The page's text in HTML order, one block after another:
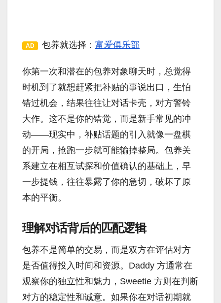
AD 包养就选择： 富爱俱乐部
你第一次和潜在的包养对象聊天时，总觉得
时机到了就想赶紧把补贴的事说出口，生怕
错过机会，结果往往让对话卡壳，对方警铃
大作。这不是你的错觉，而是新手常见的冲
动——现实中，补贴话题的引入就像一盘棋
的开局，抢跑一步就可能输掉整局。包养关
系建立在相互试探和价值确认的基础上，早
一步提钱，往往暴露了你的急切，破坏了原
本的平衡。
理解对话背后的匹配逻辑
包养不是简单的交易，而是双方在评估对方
是否值得投入时间和资源。Daddy 方通常在
观察你的独立性和魅力，Sweetie 方则在判断
对方的稳定性和诚意。如果你在对话初期就